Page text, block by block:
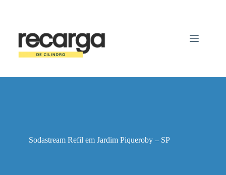
conteúdo
Sodastream Refil em Jardim Piqueroby – SP